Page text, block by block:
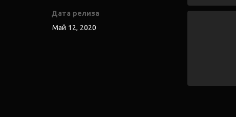
Дата релиза
Май 12, 2020